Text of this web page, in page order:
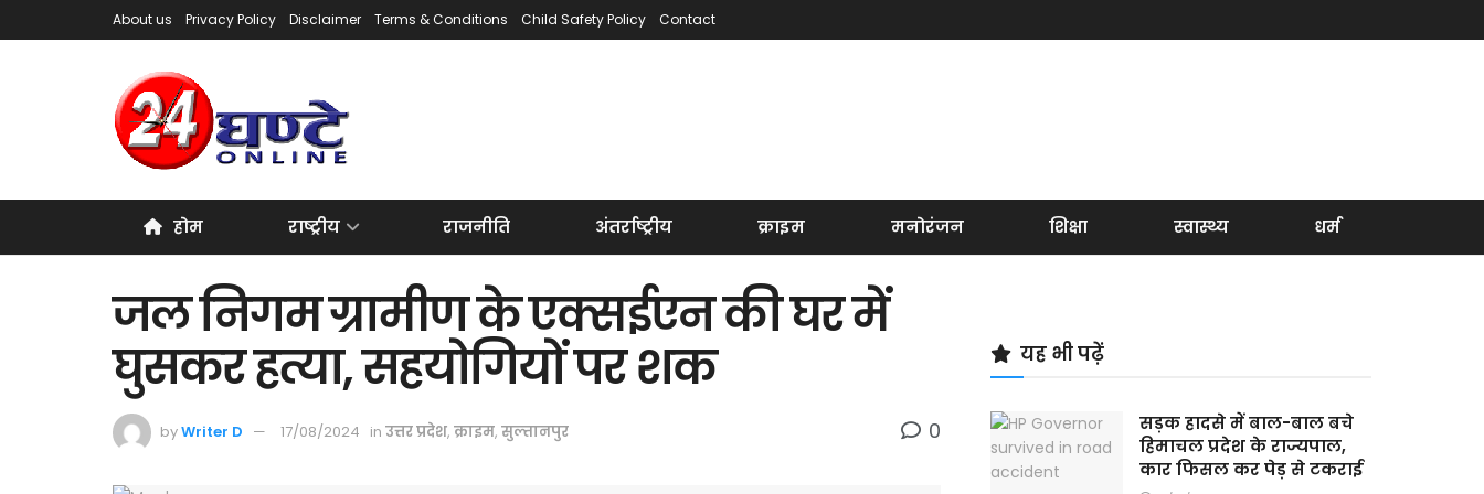
About us Privacy Policy Disclaimer Terms & Conditions Child Safety Policy Contact
होम राष्ट्रीय राजनीति अंतर्राष्ट्रीय क्राइम मनोरंजन शिक्षा स्वास्थ्य धर्म
जल निगम ग्रामीण के एक्सईएन की घर में
घुसकर हत्या, सहयोगियों पर शक
byWriter D 17/08/2024 in उत्तर प्रदेश, क्राइम, सुल्तानपुर 0
यह भी पढ़ें
सड़क हादसे में बाल-बाल बचे
हिमाचल प्रदेश के राज्यपाल,
कार फिसल कर पेड़ से टकराई